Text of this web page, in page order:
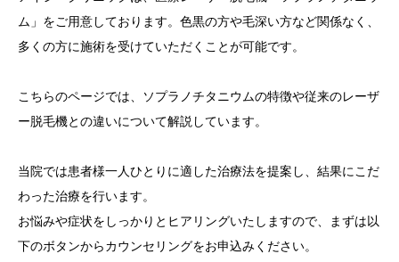
ム」をご用意しております。色黒の方や毛深い方など関係なく、
多くの方に施術を受けていただくことが可能です。
こちらのページでは、ソプラノチタニウムの特徴や従来のレーザ
ー脱毛機との違いについて解説しています。
当院では患者様一人ひとりに適した治療法を提案し、結果にこだ
わった治療を行います。
お悩みや症状をしっかりとヒアリングいたしますので、まずは以
下のボタンからカウンセリングをお申込みください。